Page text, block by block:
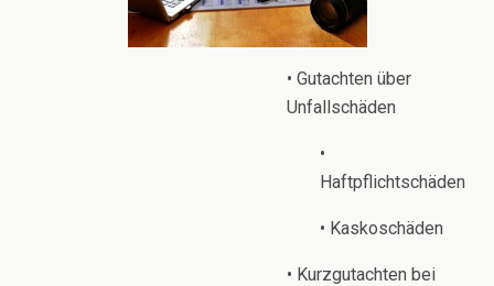
• Gutachten über
Unfallschäden
•
Haftpflichtschäden
• Kaskoschäden
• Kurzgutachten bei